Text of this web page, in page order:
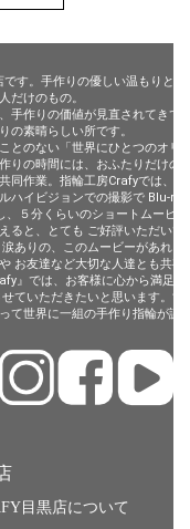
す。手作りの優しい温もりと、
だけのもの。
手作りの価値が見直されてきて
の素晴らしい所です。
とのない「世界にひとつのオリ
りの時間には、おふたりだけの
同作業。指輪工房Crafyでは、そ
ハイビジョンでの撮影で Blu-ray
５分くらいのショートムービー
ると、とても ご好評いただいて
ありの、このムービーがあれ
お友達など大切な人達とも共有
』では、お客様に心から満足し
ていただきたいと思います。世
て世界に一組の手作り指輪が誕
目黒店について